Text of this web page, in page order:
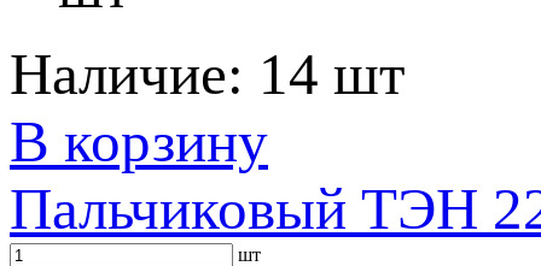
Наличие: 14 шт
В корзину
Пальчиковый ТЭН
шт